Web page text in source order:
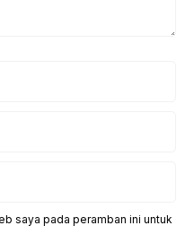
saya pada peramban ini untuk